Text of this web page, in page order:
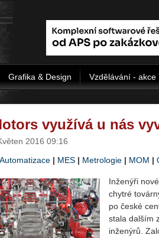
Grafika & Design Vzdělávání - akce
využívá u nás
2016 09:16
Automatizace | MES | Metrologie | MOM |
Inženýři
chytré
po české
stala dalším
inženýrů.